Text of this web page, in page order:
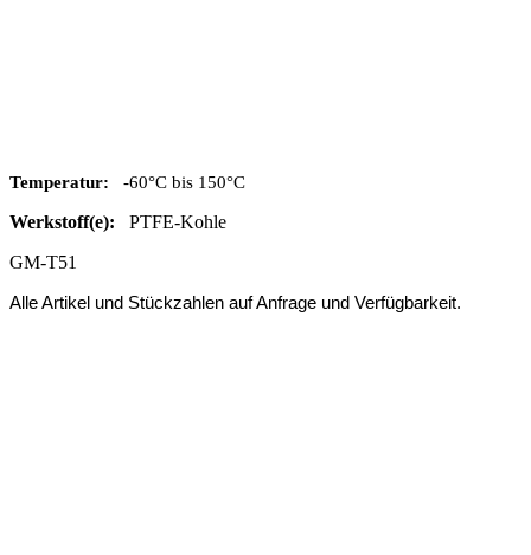
Temperatur: -60°C bis 150°C
Werkstoff(e): PTFE-Kohle
GM-T51
Alle Artikel und Stückzahlen auf Anfrage und Verfügbarkeit.